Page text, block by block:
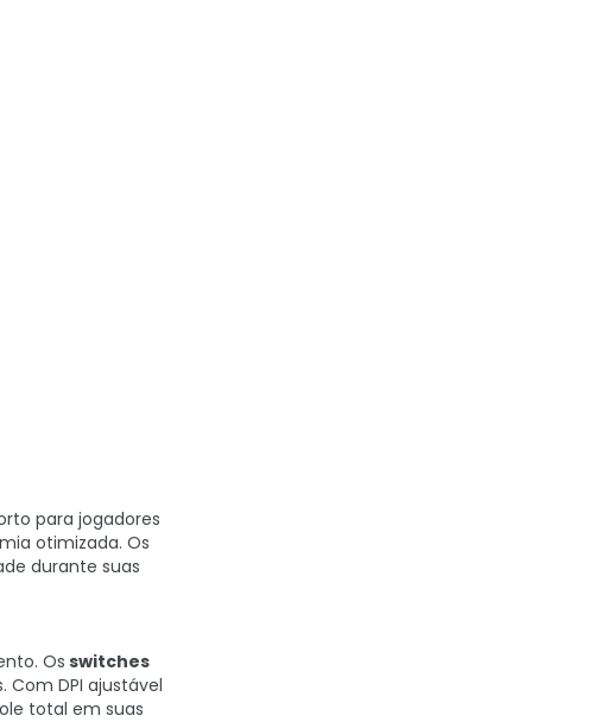
para jogadores
otimizada. Os
durante suas
Os switches
DPI ajustável
total em suas